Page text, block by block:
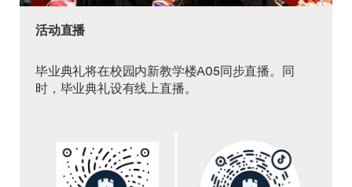
活动直播
毕业典礼将在校园内新教学楼A05同步直播。同
时，毕业典礼设有线上直播。